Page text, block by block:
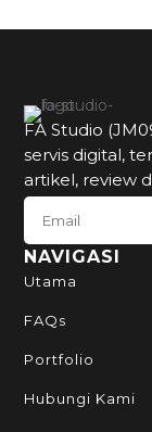
FA Studio
servis digital,
artikel, review
SUBSCRIBE TO
NAVIGASI
Utama
FAQs
Portfolio
Hubungi Kami